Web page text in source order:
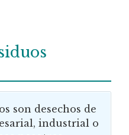
son desechos de
industrial o